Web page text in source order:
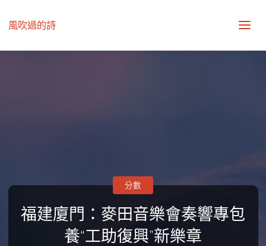
風吹過的詩
福建廈門：麥田音樂會奏響專包
養“工助復興”新樂章
分數